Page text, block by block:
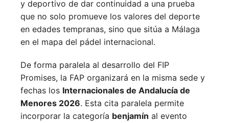
y deportivo de dar continuidad a una prueba
que no solo promueve los valores del deporte
en edades tempranas, sino que sitúa a Málaga
en el mapa del pádel internacional.
De forma paralela al desarrollo del FIP
Promises, la FAP organizará en la misma sede y
fechas los Internacionales de Andalucía de
Menores 2026. Esta cita paralela permite
incorporar la categoría benjamín al evento